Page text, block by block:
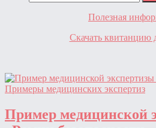
Полезная
Скачать квитанцию
Примеры медицинских экспертиз
Пример медицинской